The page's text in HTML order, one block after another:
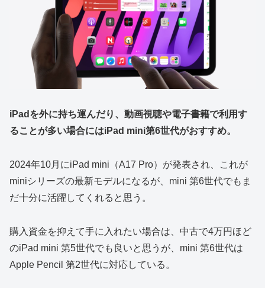
iPadを外に持ち運んだり、動画視聴や電子書籍で利用す
ることが多い場合にはiPad mini第6世代がおすすめ。
2024年10月にiPad mini（A17 Pro）が発表され、これが
miniシリーズの最新モデルになるが、mini 第6世代でもま
だ十分に活躍してくれると思う。
購入資金を抑えて手に入れたい場合は、中古で4万円ほど
のiPad mini 第5世代でも良いと思うが、mini 第6世代は
Apple Pencil 第2世代に対応している。